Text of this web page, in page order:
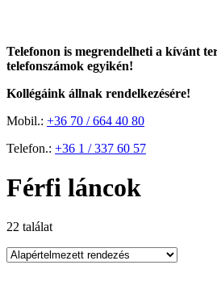
Telefonon is megrendelheti a kívánt
telefonszámok egyikén!
Kollégáink állnak rendelkezésére!
Mobil.: +36 70 / 664 40 80
Telefon.: +36 1 / 337 60 57
Férfi láncok
22 találat